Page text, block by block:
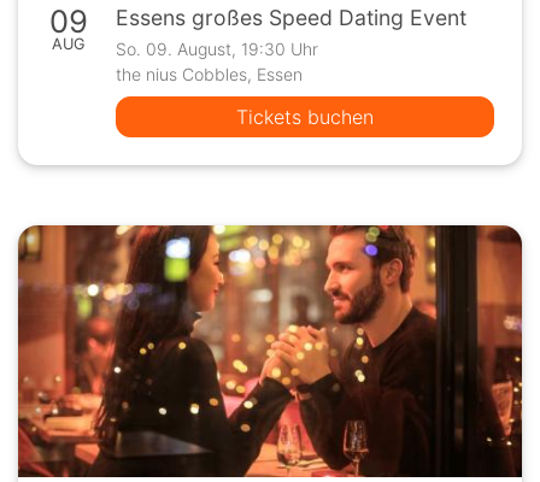
09
AUG
Essens großes Speed Dating Event
So. 09. August, 19:30 Uhr
the nius Cobbles, Essen
Tickets buchen